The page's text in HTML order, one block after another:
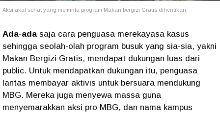
Aksi akal sehat yang meminta program Makan bergizi Gratis dihentikan.
Ada-ada saja cara penguasa merekayasa kasus
sehingga seolah-olah program busuk yang sia-sia, yakni
Makan Bergizi Gratis, mendapat dukungan luas dari
public. Untuk mendapatkan dukungan itu, penguasa
lantas membayar aktivis untuk bersuara mendukung
MBG. Mereka juga menyewa massa guna
menyemarakkan aksi pro MBG, dan nama kampus